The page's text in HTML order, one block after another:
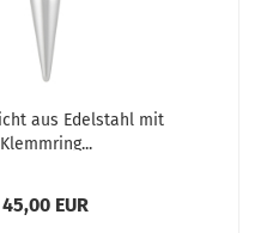
aus Edelstahl mit
Klemmring...
45,00 EUR